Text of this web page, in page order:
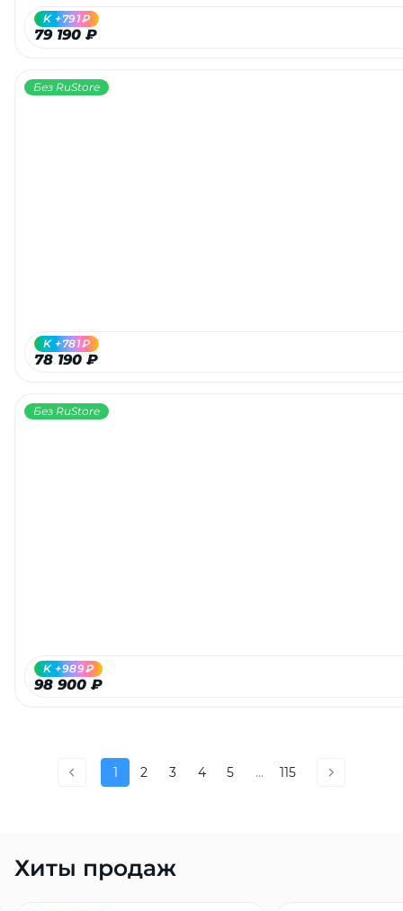
79 190 ₽
K +791₽
Без RuStore
78 190 ₽
K +781₽
Без RuStore
98 900 ₽
K +989₽
1 2 3 4 5 ... 115
Хиты продаж